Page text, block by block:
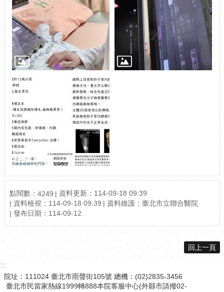
點閱數： 4249
資料更新：114-09-18 09:39
資料檢視：114-09-18 09:39
資料維護：臺北市立聯合醫院
發布日期：114-09-12
回上一頁
:::
院址：111024 臺北市雨聲街105號 總機：(02)2835-3456
臺北市民當家熱線1999轉888本院客服中心(外縣市請撥02-